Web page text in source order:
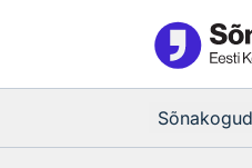
Sõnakogud